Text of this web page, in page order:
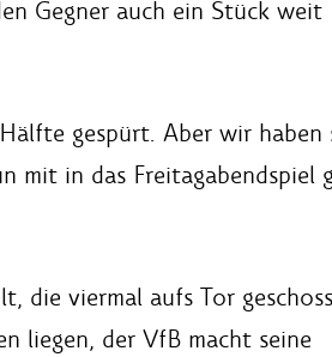
Gegner auch ein Stück weit
gespürt. Aber wir haben
mit in das Freitagabendspiel
die viermal aufs Tor
liegen, der VfB macht seine